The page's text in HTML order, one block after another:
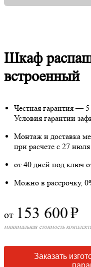
Шкаф
встроенный
Честная гарантия — 5
Условия гарантии
Монтаж и доставка
при расчете с 27
от 40 дней под ключ
Можно в рассрочку,
от 153 600₽
минимальная стоимость
Заказать